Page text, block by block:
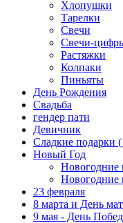
Хлопушки
Тарелки
Свечи
Свечи-
Растяжки
Колпаки
Пиньяты
День Рождения
Свадьба
гендер пати
Девичник
Сладкие подарки
Новый Год
Новогодние
Новогодние
23 февраля
8 марта и День
9 мая - День